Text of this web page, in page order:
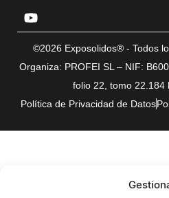
©2026 Exposolidos® - Todos
Organiza: PROFEI SL – NIF:
folio 22, tomo 22.184
Política de Privacidad de Datos